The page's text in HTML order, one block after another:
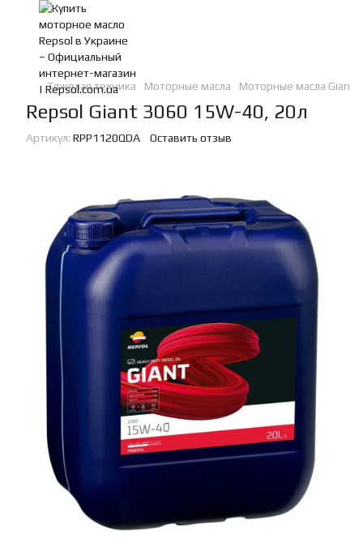
Тяжелая техника Моторные масла Моторные масла Giant
Repsol Giant 3060 15W-40, 20л
Артикул: RPP1120QDA Оставить отзыв